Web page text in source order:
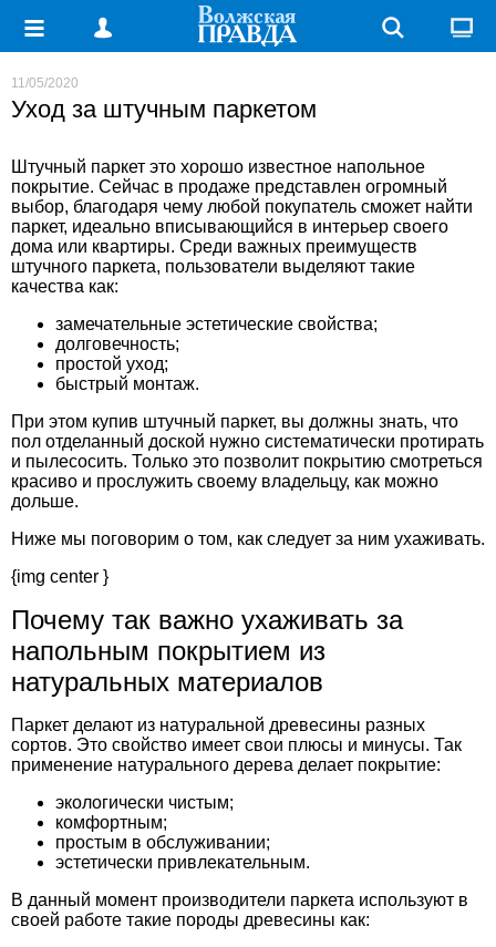
11/05/2020
Уход за штучным паркетом
Штучный паркет это хорошо известное напольное
покрытие. Сейчас в продаже представлен огромный
выбор, благодаря чему любой покупатель сможет найти
паркет, идеально вписывающийся в интерьер своего
дома или квартиры. Среди важных преимуществ
штучного паркета, пользователи выделяют такие
качества как:
замечательные эстетические свойства;
долговечность;
простой уход;
быстрый монтаж.
При этом купив штучный паркет, вы должны знать, что
пол отделанный доской нужно систематически протирать
и пылесосить. Только это позволит покрытию смотреться
красиво и прослужить своему владельцу, как можно
дольше.
Ниже мы поговорим о том, как следует за ним ухаживать.
{img center }
Почему так важно ухаживать за
напольным покрытием из
натуральных материалов
Паркет делают из натуральной древесины разных
сортов. Это свойство имеет свои плюсы и минусы. Так
применение натурального дерева делает покрытие:
экологически чистым;
комфортным;
простым в обслуживании;
эстетически привлекательным.
В данный момент производители паркета используют в
своей работе такие породы древесины как: